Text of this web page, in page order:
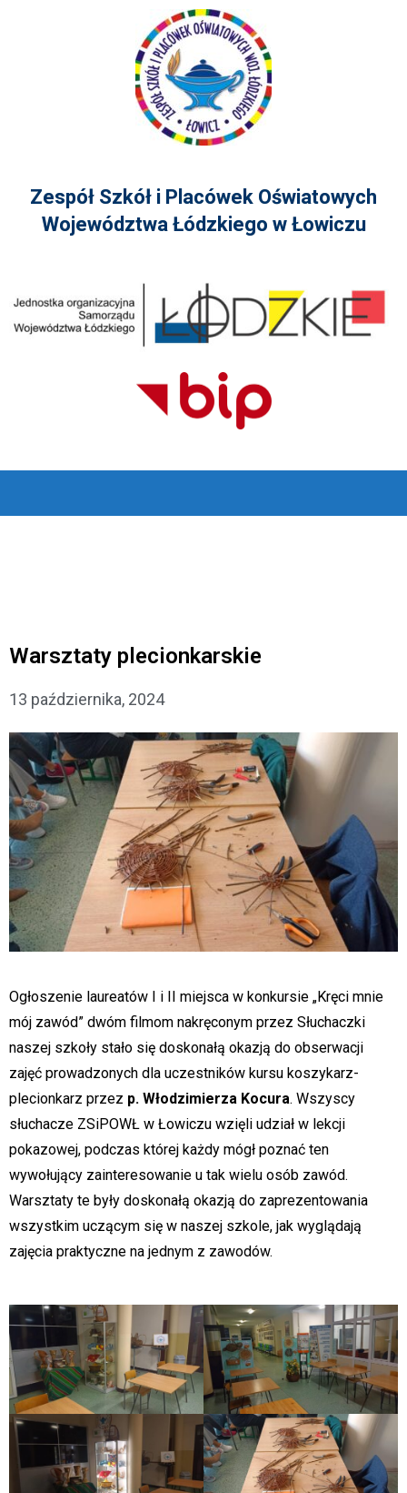
Zespół Szkół i Placówek Oświatowych
Województwa Łódzkiego w Łowiczu
Warsztaty plecionkarskie
13 października, 2024
Ogłoszenie laureatów I i II miejsca w konkursie „Kręci mnie
mój zawód” dwóm filmom nakręconym przez Słuchaczki
naszej szkoły stało się doskonałą okazją do obserwacji
zajęć prowadzonych dla uczestników kursu koszykarz-
plecionkarz przez p. Włodzimierza Kocura. Wszyscy
słuchacze ZSiPOWŁ w Łowiczu wzięli udział w lekcji
pokazowej, podczas której każdy mógł poznać ten
wywołujący zainteresowanie u tak wielu osób zawód.
Warsztaty te były doskonałą okazją do zaprezentowania
wszystkim uczącym się w naszej szkole, jak wyglądają
zajęcia praktyczne na jednym z zawodów.